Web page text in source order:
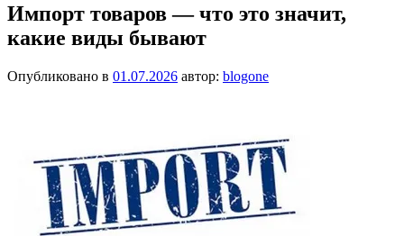
Импорт товаров — что это значит,
какие виды бывают
Опубликовано в 01.07.2026 автор: blogone